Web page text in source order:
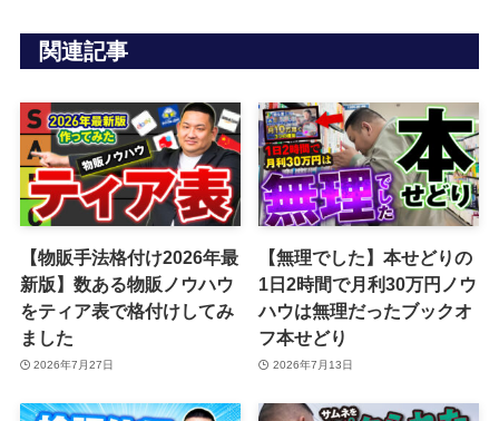
関連記事
【物販手法格付け2026年最
新版】数ある物販ノウハウ
をティア表で格付けしてみ
ました
2026年7月27日
【無理でした】本せどりの
1日2時間で月利30万円ノウ
ハウは無理だったブックオ
フ本せどり
2026年7月13日